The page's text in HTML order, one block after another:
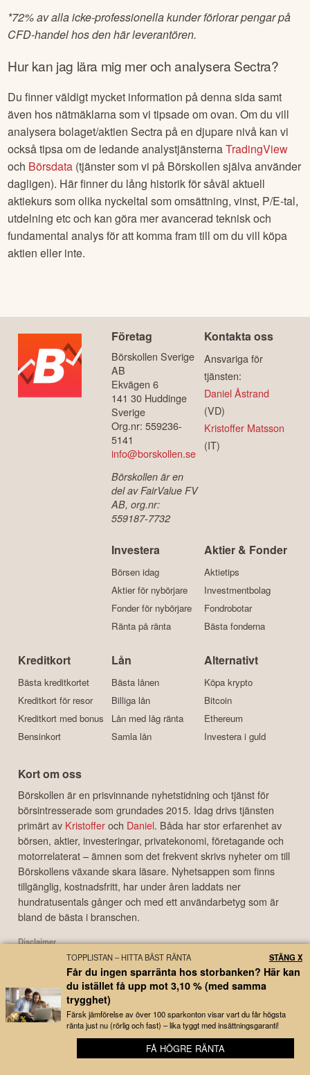
*72% av alla icke-professionella kunder förlorar pengar på
CFD-handel hos den här leverantören.
Hur kan jag lära mig mer och analyseraSectra?
Du finner väldigt mycket information på denna sida samt
även hos nätmäklarna som vi tipsade om ovan. Om du vill
analysera bolaget/aktienSectra på en djupare nivå kan vi
också tipsa om de ledande analystjänsternaTradingView
och Börsdata (tjänster som vi på Börskollen själva använder
dagligen). Här finner du lång historik för såväl aktuell
aktiekurs som olika nyckeltal som omsättning, vinst, P/E-tal,
utdelning etc och kan göra mer avancerad teknisk och
fundamental analys för att komma fram till om du vill köpa
aktien eller inte.
Företag
Börskollen Sverige
AB
Ekvägen 6
141 30 Huddinge
Sverige
Org.nr: 559236-
5141
info@borskollen.se
Börskollen är en
del av FairValue FV
AB, org.nr:
559187-7732
Kontakta oss
Ansvariga för
tjänsten:
Daniel Åstrand
(VD)
Kristoffer Matsson
(IT)
Investera
Börsen idag
Aktier för nybörjare
Fonder för nybörjare
Ränta på ränta
Aktier & Fonder
Aktietips
Investmentbolag
Fondrobotar
Bästa fonderna
Kreditkort
Bästa kreditkortet
Kreditkort för resor
Kreditkort med bonus
Bensinkort
Lån
Bästa lånen
Billiga lån
Lån med låg ränta
Samla lån
Alternativt
Köpa krypto
Bitcoin
Ethereum
Investera i guld
Kort om oss
Börskollen är en prisvinnande nyhetstidning och tjänst för
börsintresserade som grundades 2015. Idag drivs tjänsten
primärt av Kristofferoch Daniel. Båda har stor erfarenhet av
börsen, aktier, investeringar, privatekonomi, företagande och
motorrelaterat – ämnen som det frekvent skrivs nyheter om till
Börskollens växande skara läsare. Nyhetsappen som finns
tillgänglig, kostnadsfritt, har under åren laddats ner
hundratusentals gånger och med ett användarbetyg som är
bland de bästa i branschen.
Disclaimer
Börskollen Sverige AB ("Börskollen") är inte finansiella rådgivare, står inte under
finansinspektionens tillsyn och ger inga råd till dig. Detta innebär att
investeringsbeslut baserade på information som direkt eller indirekt härrörande
från Börskollen eller personer med koppling till Börskollen, alltid fattas
självständigt av investeraren. Börskollen frånsäger sig allt ansvar för eventuell
förlust eller skada av vad slag det må vara som grundar sig på användandet av
material härrörande från tjänsten Börskollen.
2026Börskollen Sverige AB. All rights reserved.
📱 Kom igång med bolagsbevakning på 3 minuter
TOPPLISTAN – HITTA BÄST RÄNTA
Får du ingen sparränta hos storbanken? Här kan
du istället få upp mot 3,10 % (med samma
trygghet)
Färsk jämförelse av över 100 sparkonton visar vart du får högsta
ränta just nu (rörlig och fast) – lika tyggt med insättningsgaranti!
FÅ HÖGRE RÄNTA
STÄNG X